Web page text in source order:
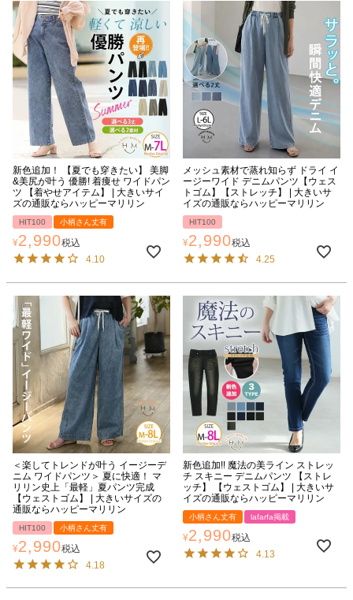
新色追加！ 【夏でも穿きたい】 美脚
&美尻が叶う 優勝! 着痩せ ワイドパン
ツ 【着やせアイテム】 | 大きいサイ
ズの通販ならハッピーマリリン
HIT100 小柄さん丈有
¥2,990税込
4.10
メッシュ素材で蒸れ知らず ドライ イ
ージーワイド デニムパンツ【ウェス
トゴム】【ストレッチ】 | 大きいサ
イズの通販ならハッピーマリリン
HIT100
¥2,990税込
4.25
＜楽してトレンドが叶う イージーデ
ニム ワイドパンツ＞ 夏に快適！ マ
リリン史上「最軽」夏パンツ完成
【ウェストゴム】 | 大きいサイズの
通販ならハッピーマリリン
HIT100 小柄さん丈有
¥2,990税込
4.18
新色追加!! 魔法の美ライン ストレッ
チ スキニー デニムパンツ 【ストレ
ッチ】 【ウェストゴム】 | 大きいサ
イズの通販ならハッピーマリリン
小柄さん丈有 lafarfa掲載
¥2,990税込
4.13